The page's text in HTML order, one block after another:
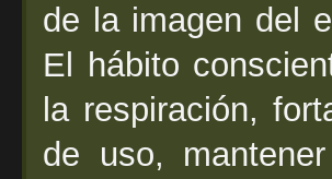
de la imagen del
El hábito
la respiración,
de uso,